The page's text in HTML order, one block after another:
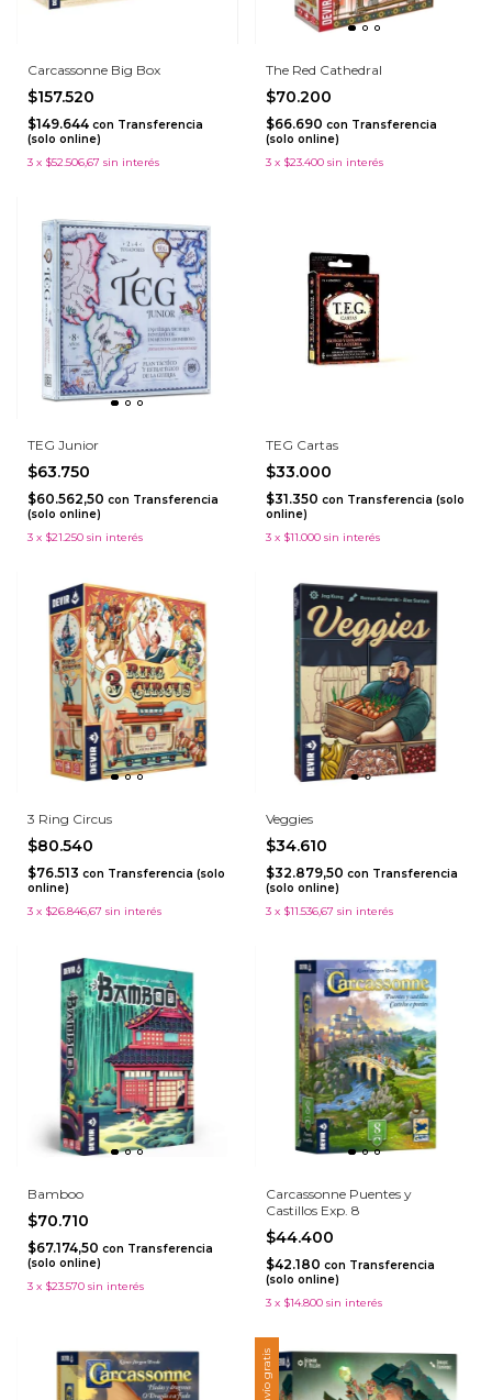
Carcassonne Big Box
$157.520
$149.644 con Transferencia
(solo online)
3 x $52.506,67 sin interés
The Red Cathedral
$70.200
$66.690 con Transferencia
(solo online)
3 x $23.400 sin interés
TEG Junior
$63.750
$60.562,50 con Transferencia
(solo online)
3 x $21.250 sin interés
TEG Cartas
$33.000
$31.350 con Transferencia (solo
online)
3 x $11.000 sin interés
3 Ring Circus
$80.540
$76.513 con Transferencia (solo
online)
3 x $26.846,67 sin interés
Veggies
$34.610
$32.879,50 con Transferencia
(solo online)
3 x $11.536,67 sin interés
Bamboo
$70.710
$67.174,50 con Transferencia
(solo online)
3 x $23.570 sin interés
Carcassonne Puentes y
Castillos Exp. 8
$44.400
$42.180 con Transferencia
(solo online)
3 x $14.800 sin interés
Envío gratis